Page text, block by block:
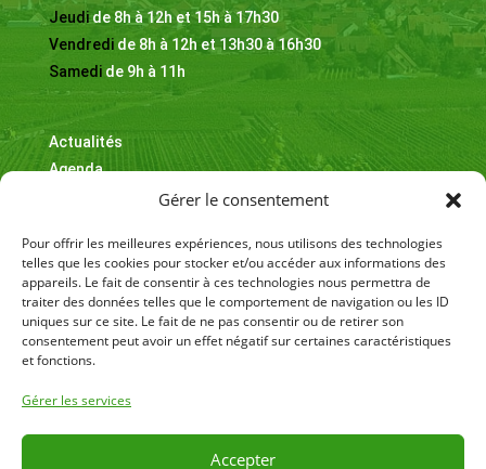
Gérer le consentement
Pour offrir les meilleures expériences, nous utilisons des technologies
telles que les cookies pour stocker et/ou accéder aux informations des
appareils. Le fait de consentir à ces technologies nous permettra de
traiter des données telles que le comportement de navigation ou les ID
uniques sur ce site. Le fait de ne pas consentir ou de retirer son
consentement peut avoir un effet négatif sur certaines caractéristiques
et fonctions.
Gérer les services
Accepter
Jeudide 8h à 12h et 15h à 17h30
Vendredide 8h à 12h et 13h30 à 16h30
Samedide 9h à 11h
Actualités
Agenda
Informations & adresses utiles